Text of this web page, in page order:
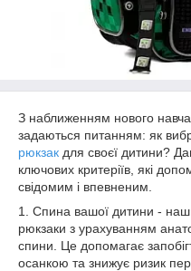
З наближенням нового
задаються питанням: як
рюкзак для своєї дитини?
ключових критеріїв, які
свідомим і впевненим.
1. Спина вашої дитини -
рюкзаки з урахуванням
спини. Це допомагає
осанкою та знижує ризик